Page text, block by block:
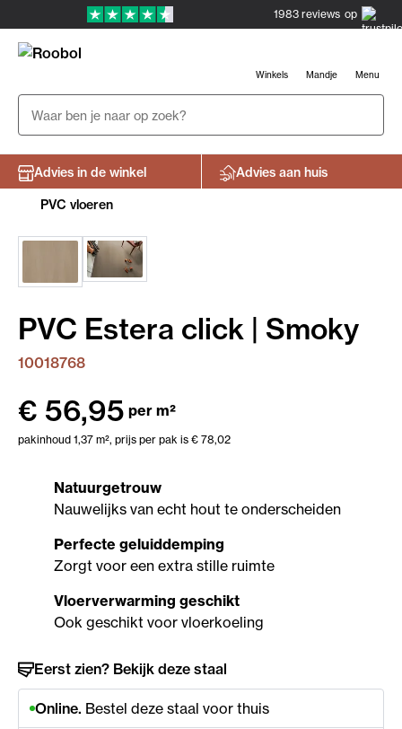
1983 reviews op
Winkels Mandje Menu
Advies in de winkel
Advies aan huis
PVC vloeren
PVC Estera click | Smoky
10018768
€ 56,95 per m²
pakinhoud 1,37 m², prijs per pak is € 78,02
Natuurgetrouw
Nauwelijks van echt hout te onderscheiden
Perfecte geluiddemping
Zorgt voor een extra stille ruimte
Vloerverwarming geschikt
Ook geschikt voor vloerkoeling
Eerst zien? Bekijk deze staal
Online. Bestel deze staal voor thuis